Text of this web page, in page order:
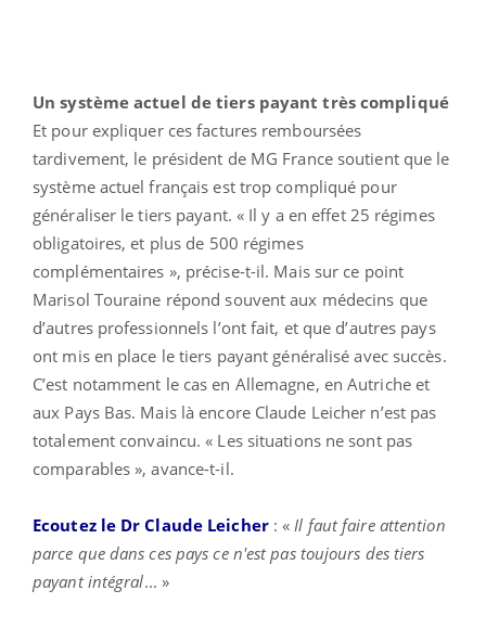
Un système actuel de tiers payant très compliqué
Et pour expliquer ces factures remboursées
tardivement, le président de MG France soutient que le
système actuel français est trop compliqué pour
généraliser le tiers payant. « Il y a en effet 25 régimes
obligatoires, et plus de 500 régimes
complémentaires », précise-t-il. Mais sur ce point
Marisol Touraine répond souvent aux médecins que
d’autres professionnels l’ont fait, et que d’autres pays
ont mis en place le tiers payant généralisé avec succès.
C’est notamment le cas en Allemagne, en Autriche et
aux Pays Bas. Mais là encore Claude Leicher n’est pas
totalement convaincu. « Les situations ne sont pas
comparables », avance-t-il.
Ecoutez le Dr Claude Leicher : « Il faut faire attention
parce que dans ces pays ce n'est pas toujours des tiers
payant intégral... »